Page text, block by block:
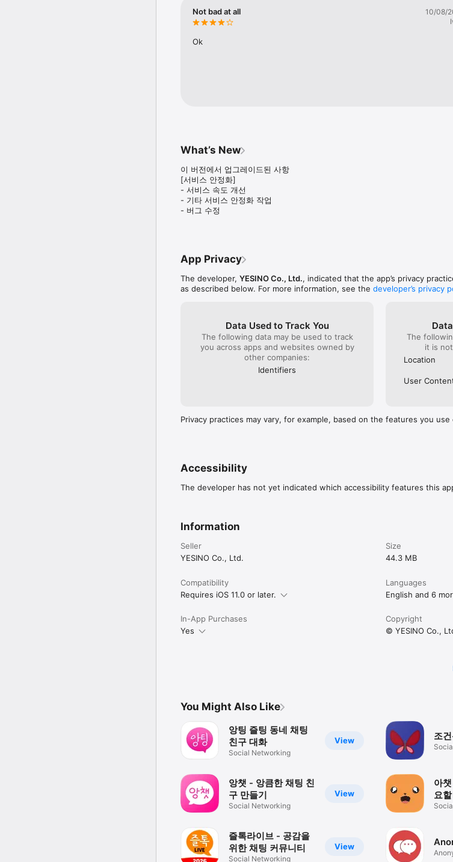
■ 친구 관리
■ 대화하기
- 쪽지를 통해 대화하기가 시작되면 무료로 대화를 나눌 수 있으며, 대화 중에
■음성/영상통화 하기
- 연락처 공개 NO! 외부 앱 없이 앱 내 기능으로 안전하게 음성통화와 영상통
전화: 휴대폰상태 및 ID 읽기
저장공간: 이미지 접근 및 임시저장
-위치: 정확한 위치(GPS 및 네트워크 기반), 대략적인 위치(네트워크 기반)
※ 안전한 커뮤니티 운영을 위해 신고/차단 기능과 AI 기반 필터링 시스템이
Not bad at all
10/08/
Ok
What’s New
이 버전에서 업그레이드된 사항
[서비스 안정화]
- 서비스 속도 개선
- 기타 서비스 안정화 작업
- 버그 수정
App Privacy
The developer, YESINO Co., Ltd., indicated that the app’s privacy
as described below. For more information, see the developer’s privacy
Data Used to Track You
The following data may be used to track
you across apps and websites owned by
other companies:
Identifiers
The
it is
Location
User
Privacy practices may vary, for example, based on the features you use
Accessibility
The developer has not yet indicated which accessibility features this
Information
Seller
YESINO Co., Ltd.
Size
44.3 MB
Compatibility
Requires iOS 11.0 or later.
Languages
English and 6
In-App Purchases
Yes
Copyright
© YESINO Co.,
You Might Also Like
View
앙팅 즐팅 동네 채팅
친구 대화
Social Networking
View
앙챗 - 앙큼한 채팅 친
구 만들기
Social Networking
View
즐톡라이브 - 공감을
위한 채팅 커뮤니티
Social Networking
조
아
요